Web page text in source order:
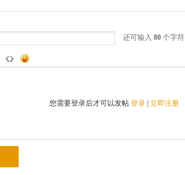
还可输入 80 个字符
您需要登录后才可以发帖登录 |立即注册